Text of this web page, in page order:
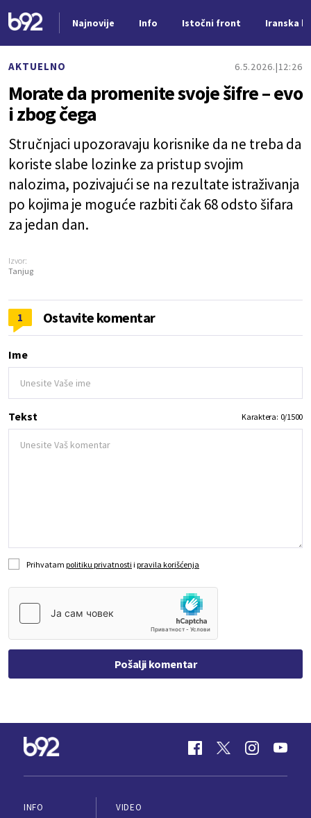
Najnovije Info Istočni front Iranska
AKTUELNO 6.5.2026. 12:26
Morate da promenite svoje šifre – evo
i zbog čega
Stručnjaci upozoravaju korisnike da ne treba da
koriste slabe lozinke za pristup svojim
nalozima, pozivajući se na rezultate istraživanja
po kojima je moguće razbiti čak 68 odsto šifara
za jedan dan.
Izvor:
Tanjug
1 Ostavite komentar
Ime
Tekst Karaktera: 0/1500
Prihvatam politiku privatnosti i pravila korišćenja
Pošalji komentar
INFO
VIDEO